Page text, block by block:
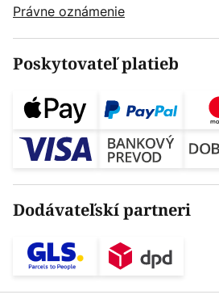
Právne oznámenie
Poskytovateľ platieb
Dodávateľskí partneri